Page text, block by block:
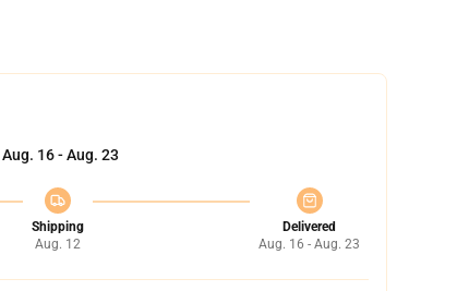
Aug. 16 - Aug. 23
Shipping
Aug. 12
Delivered
Aug. 16 - Aug. 23